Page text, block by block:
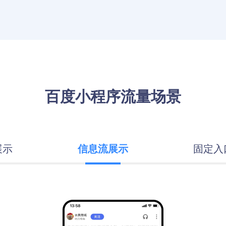
百度小程序流量场景
信息流展示 固定